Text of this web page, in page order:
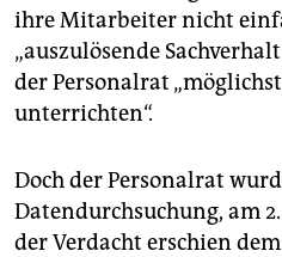
ihre Mitarbeiter nicht
„auszulösende
der Personalrat
unterrichten“.
Doch der Personalrat
Datendurchsuchung, am
der Verdacht erschien